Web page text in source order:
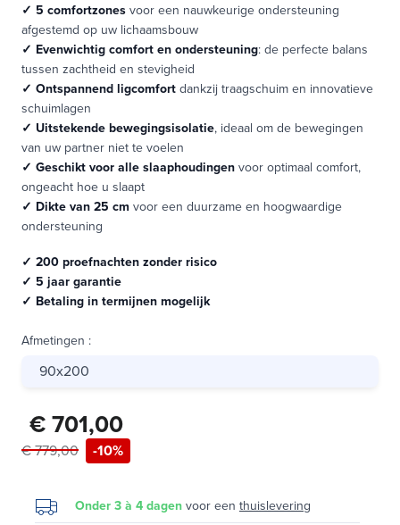
✓ 5 comfortzonesvoor een nauwkeurige ondersteuning
afgestemd op uw lichaamsbouw
✓ Evenwichtig comfort en ondersteuning: de perfecte balans
tussen zachtheid en stevigheid
✓ Ontspannend ligcomfortdankzij traagschuim en innovatieve
schuimlagen
✓ Uitstekende bewegingsisolatie, ideaal om de bewegingen
van uw partner niet te voelen
✓ Geschikt voor alle slaaphoudingenvoor optimaal comfort,
ongeacht hoe u slaapt
✓ Dikte van 25 cm voor een duurzame en hoogwaardige
ondersteuning
✓ 200 proefnachten zonder risico
✓ 5 jaar garantie
✓ Betaling in termijnen mogelijk
Afmetingen :
90x200
€ 701,00
€ 779,00 -10%
Onder 3 à 4 dagenvoor een thuislevering